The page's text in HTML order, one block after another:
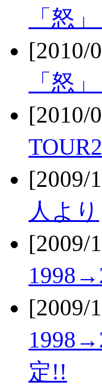
「怒
「怒
人より
定!!